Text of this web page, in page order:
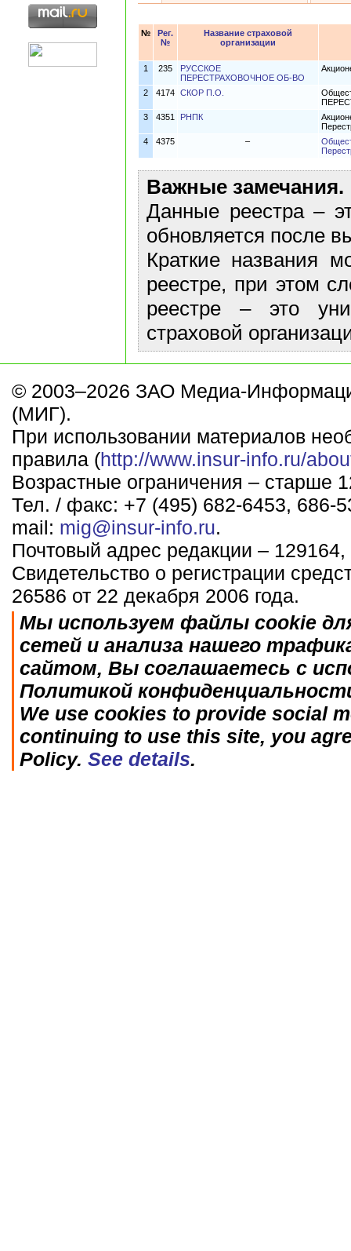
№
Рег.
№
Название страховой
организации
1 235
РУССКОЕ
ПЕРЕСТРАХОВОЧНОЕ ОБ-ВО
2 4174 СКОР П.О.
3
4351 РНПК
4
4375 –
Важные замечания.
Данные реестра –
обновляется после
Краткие названия
реестре, при этом
реестре – это
страховой
© 2003–2026 ЗАО Медиа-
(МИГ).
При использовании материалов
правила (http://www.insur-info.ru/
Возрастные ограничения – старше
Тел. / факс: +7 (495) 682-6453, 686-
mail: mig@insur-info.ru.
Почтовый адрес редакции –
Свидетельство о регистрации
26586 от 22 декабря 2006 года.
Мы используем файлы cookie
сетей и анализа нашего
сайтом, Вы соглашаетесь с
Политикой
We use cookies to provide social
continuing to use this site, you
Policy. See details.